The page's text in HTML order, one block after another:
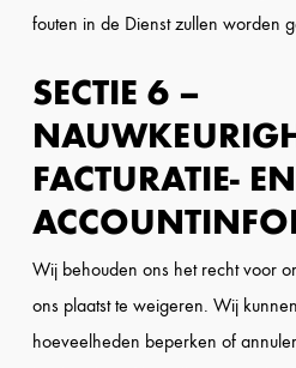
fouten in de Dienst zullen worden
SECTIE 6 –
FACTURATIE- EN
Wij behouden ons het recht voor
ons plaatst te weigeren. Wij
hoeveelheden beperken of